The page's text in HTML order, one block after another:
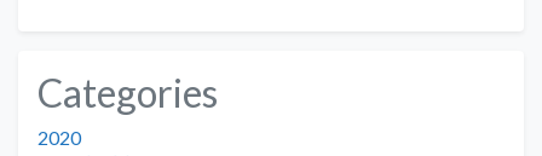
Categories
2020